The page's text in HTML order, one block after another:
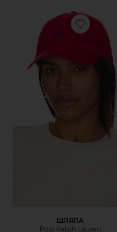
Favorite
ШЛЯПА
Polo Ralph Lauren